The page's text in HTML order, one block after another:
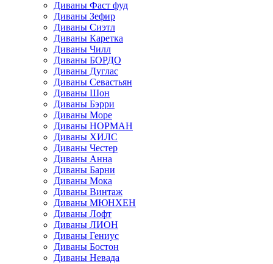
Диваны Фаст фуд
Диваны Зефир
Диваны Сиэтл
Диваны Каретка
Диваны Чилл
Диваны БОРДО
Диваны Дуглас
Диваны Севастьян
Диваны Шон
Диваны Бэрри
Диваны Море
Диваны НОРМАН
Диваны ХИЛС
Диваны Честер
Диваны Анна
Диваны Барни
Диваны Мока
Диваны Винтаж
Диваны МЮНХЕН
Диваны Лофт
Диваны ЛИОН
Диваны Гениус
Диваны Бостон
Диваны Невада